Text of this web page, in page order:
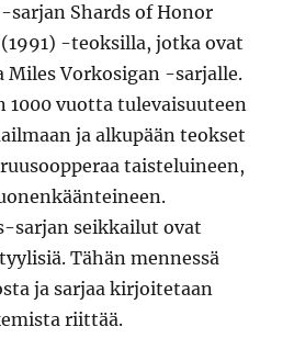
sarjan Shards of Honor
-teoksilla, jotka ovat
Miles Vorkosigan -sarjalle.
1000 vuotta tulevaisuuteen
ja alkupään teokset
taisteluineen,
sarjan seikkailut ovat
Tähän mennessä
ja sarjaa kirjoitetaan
riittää.